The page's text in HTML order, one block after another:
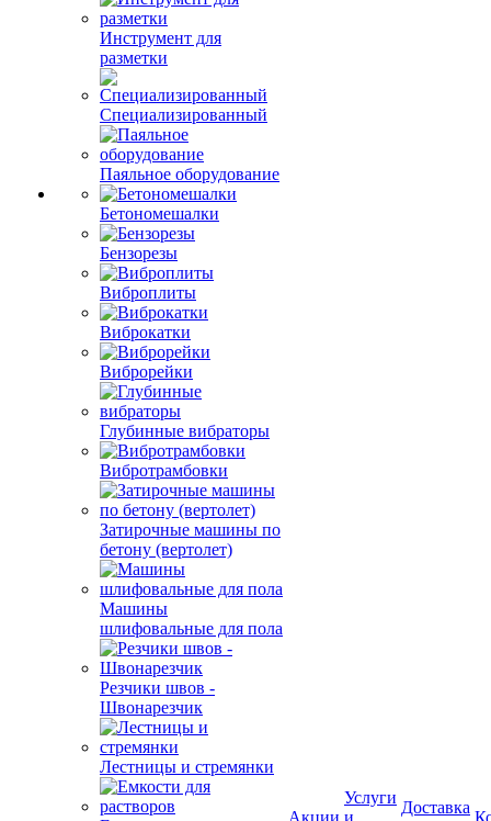
Инструмент для
разметки
Специализированный
Паяльное оборудование
Бетономешалки
Бензорезы
Виброплиты
Виброкатки
Виброрейки
Глубинные вибраторы
Вибротрамбовки
Затирочные машины по
бетону (вертолет)
Машины
шлифовальные для пола
Резчики швов -
Швонарезчик
Лестницы и стремянки
Акции
Услуги
и
Доставка